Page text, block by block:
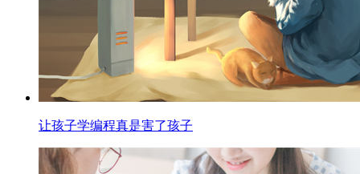
让孩子学编程真是害了孩子